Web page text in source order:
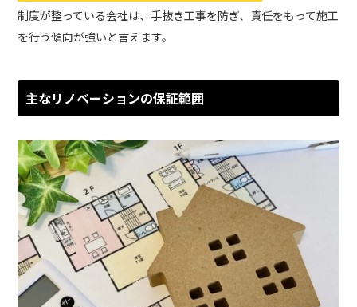
制度が整っている会社は、手抜き工事を防ぎ、責任をもって施工
を行う傾向が強いと言えます。
主なリノベーションの保証範囲